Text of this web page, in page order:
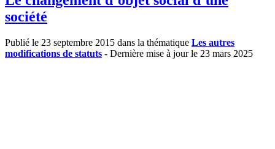
société
Publié le 23 septembre 2015 dans la thématique Les autres
modifications de statuts - Dernière mise à jour le 23 mars 2025